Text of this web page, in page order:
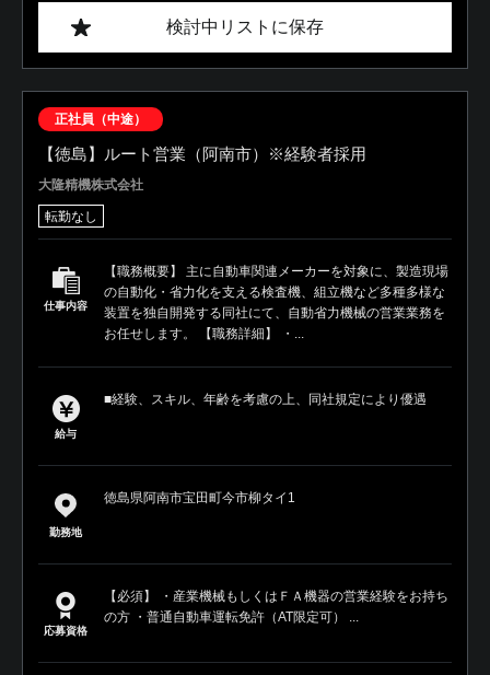
検討中リストに保存
正社員（中途）
【徳島】ルート営業（阿南市）※経験者採用
大隆精機株式会社
転勤なし
仕事内容
【職務概要】 主に自動車関連メーカーを対象に、製造現場
の自動化・省力化を支える検査機、組立機など多種多様な
装置を独自開発する同社にて、自動省力機械の営業業務を
お任せします。 【職務詳細】 ・...
給与
■経験、スキル、年齢を考慮の上、同社規定により優遇
勤務地
徳島県阿南市宝田町今市柳タイ1
応募資格
【必須】 ・産業機械もしくはＦＡ機器の営業経験をお持ち
の方 ・普通自動車運転免許（AT限定可） ...